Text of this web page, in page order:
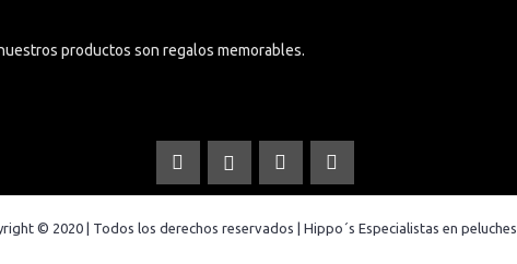
productos son regalos memorables.
© 2020 | Todos los derechos reservados | Hippo´s Especialistas en peluches.